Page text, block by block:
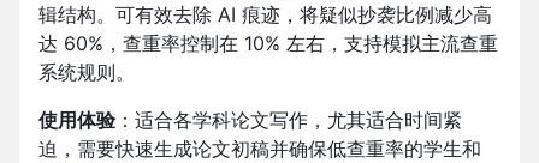
辑结构。可有效去除 AI 痕迹，将疑似抄袭比例减少高
达 60%，查重率控制在 10% 左右，支持模拟主流查重
系统规则。
使用体验：适合各学科论文写作，尤其适合时间紧
迫，需要快速生成论文初稿并确保低查重率的学生和